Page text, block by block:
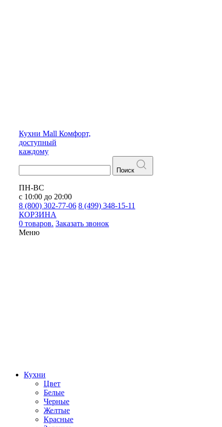
Кухни Mall Комфорт,
доступный
каждому
Поиск
ПН-ВС
с 10:00 до 20:00
8 (800) 302-77-06 8 (499) 348-15-11
КОРЗИНА
0 товаров. Заказать звонок
Меню
Кухни
Цвет
Белые
Черные
Желтые
Красные